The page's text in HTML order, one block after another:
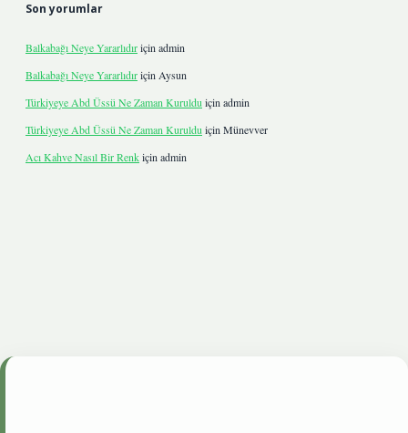
Son yorumlar
Balkabağı Neye Yararlıdıriçin admin
Balkabağı Neye Yararlıdıriçin Aysun
Türkiyeye Abd Üssü Ne Zaman Kuruldu için admin
Türkiyeye Abd Üssü Ne Zaman Kuruldu için Münevver
Acı Kahve Nasıl Bir Renkiçin admin